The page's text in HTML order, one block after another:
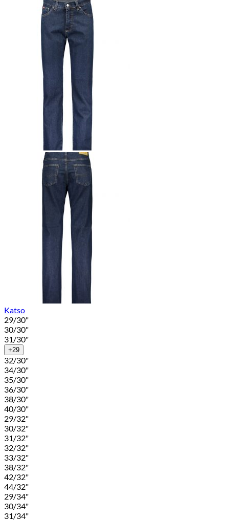
Katso
29/30"
30/30"
31/30"
+29
32/30"
34/30"
35/30"
36/30"
38/30"
40/30"
29/32"
30/32"
31/32"
32/32"
33/32"
38/32"
42/32"
44/32"
29/34"
30/34"
31/34"